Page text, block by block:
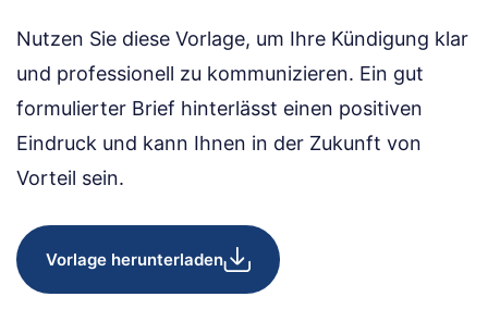
Nutzen Sie diese Vorlage, um Ihre Kündigung klar
und professionell zu kommunizieren. Ein gut
formulierter Brief hinterlässt einen positiven
Eindruck und kann Ihnen in der Zukunft von
Vorteil sein.
Vorlage herunterladen